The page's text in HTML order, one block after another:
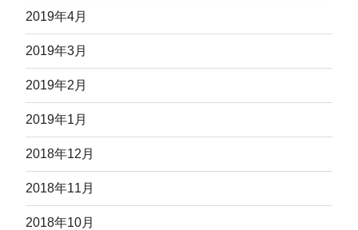
2019年4月
2019年3月
2019年2月
2019年1月
2018年12月
2018年11月
2018年10月